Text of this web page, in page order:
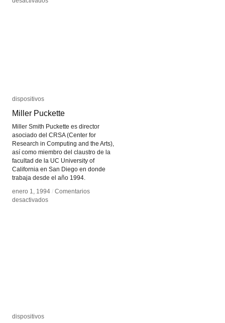
dispositivos
Miller Puckette
Miller Smith Puckette es director
asociado del CRSA (Center for
Research in Computing and the Arts),
así como miembro del claustro de la
facultad de la UC University of
California en San Diego en donde
trabaja desde el año 1994.
enero 1, 1994 / Comentarios
desactivadosen
dispositivos
Miller Puckette
enero 1, 1994 / Comentarios
desactivadosen
dispositivos
dispositivos